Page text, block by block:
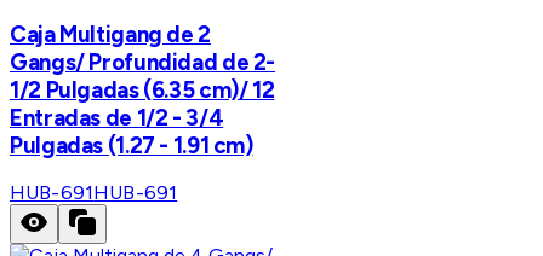
Caja Multigang de 2
Gangs/ Profundidad de 2-
1/2 Pulgadas (6.35 cm)/ 12
Entradas de 1/2 - 3/4
Pulgadas (1.27 - 1.91 cm)
HUB-691HUB-691